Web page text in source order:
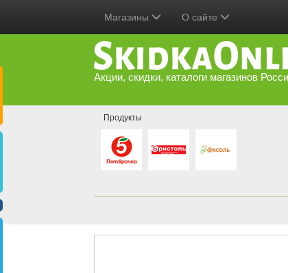
Магазины О сайте
Акции, скидки, каталоги магазинов
Продукты